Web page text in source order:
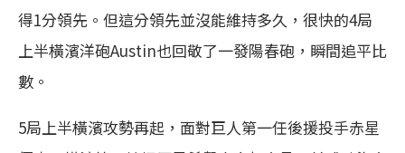
得1分領先。但這分領先並沒能維持多久，很快的4局
上半橫濱洋砲Austin也回敬了一發陽春砲，瞬間追平比
數。
5局上半橫濱攻勢再起，面對巨人第一任後援投手赤星